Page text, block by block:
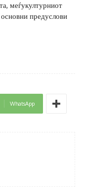
меѓукултурниот
предуслови
WhatsApp